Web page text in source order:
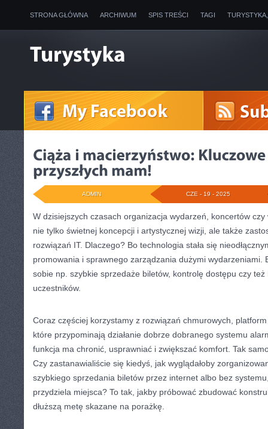
STRONA GŁÓWNA ARCHIWUM SPIS TREŚCI TAGI
CZE - 19 - 2025
ADMIN
W dzisiejszych czasach organizacja wydarzeń, koncertów
nie tylko świetnej koncepcji i artystycznej wizji, ale także
rozwiązań IT. Dlaczego? Bo technologia stała się
promowania i sprawnego zarządzania dużymi wydarzeniami.
sobie np. szybkie sprzedaże biletów, kontrolę dostępu czy
uczestników.
Coraz częściej korzystamy z rozwiązań chmurowych,
które przypominają działanie dobrze dobranego systemu
funkcja ma chronić, usprawniać i zwiększać komfort. Tak
Czy zastanawialiście się kiedyś, jak wyglądałoby
szybkiego sprzedania biletów przez internet albo bez
przydziela miejsca? To tak, jakby próbować zbudować
dłuższą metę skazane na porażkę.